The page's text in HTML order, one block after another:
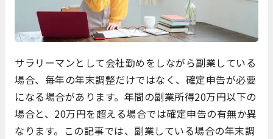
サラリーマンとして会社勤めをしながら副業している
場合、毎年の年末調整だけではなく、確定申告が必要
になる場合があります。年間の副業所得20万円以下の
場合と、20万円を超える場合では確定申告の有無か異
なります。この記事では、副業している場合の年末調